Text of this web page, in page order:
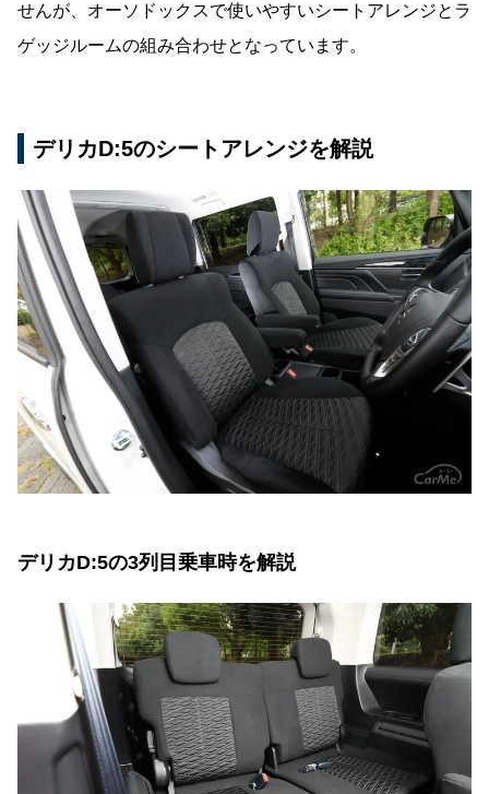
せんが、オーソドックスで使いやすいシートアレンジとラ
ゲッジルームの組み合わせとなっています。
デリカD:5のシートアレンジを解説
デリカD:5の3列目乗車時を解説